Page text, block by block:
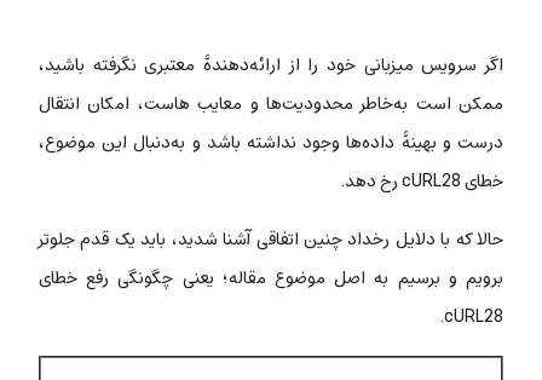
اگر سرویس میزبانی خود را از ارائه‌دهندۀ معتبری نگرفته باشید،
ممکن است به‌خاطر محدودیت‌ها و معایب هاست، امکان انتقال
درست و بهینۀ داده‌ها وجود نداشته باشد و به‌دنبال این موضوع،
خطای cURL28 رخ دهد.
حالا که با دلایل رخداد چنین اتفاقی آشنا شدید، باید یک قدم جلوتر
برویم و برسیم به اصل موضوع مقاله؛ یعنی چگونگی رفع خطای
cURL28.